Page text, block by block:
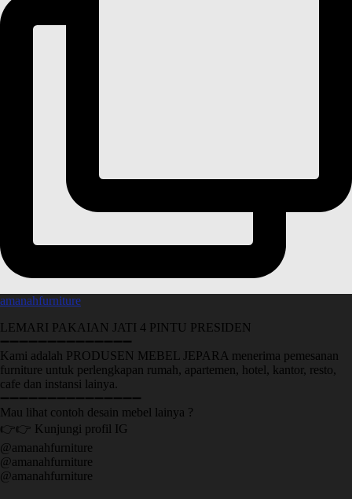
amanahfurniture
LEMARI PAKAIAN JATI 4 PINTU PRESIDEN
➖➖➖➖➖➖➖➖➖➖➖➖➖➖
Kami adalah PRODUSEN MEBEL JEPARA menerima pemesanan
furniture untuk perlengkapan rumah, apartemen, hotel, kantor, resto,
cafe dan instansi lainya.
➖➖➖➖➖➖➖➖➖➖➖➖➖➖➖
Mau lihat contoh desain mebel lainya ?
👉👉 Kunjungi profil IG
@amanahfurniture
@amanahfurniture
@amanahfurniture